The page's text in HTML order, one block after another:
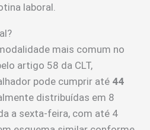
laboral.
mais comum no
artigo 58 da CLT,
pode cumprir até 44
distribuídas em 8
a sexta-feira, com até 4